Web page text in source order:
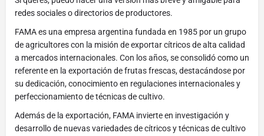
redes sociales o directorios de productores.
FAMA es una empresa argentina fundada en 1985 por un grupo
de agricultores con la misión de exportar cítricos de alta calidad
a mercados internacionales. Con los años, se consolidó como un
referente en la exportación de frutas frescas, destacándose por
su dedicación, conocimiento en regulaciones internacionales y
perfeccionamiento de técnicas de cultivo.
Además de la exportación, FAMA invierte en investigación y
desarrollo de nuevas variedades de cítricos y técnicas de cultivo